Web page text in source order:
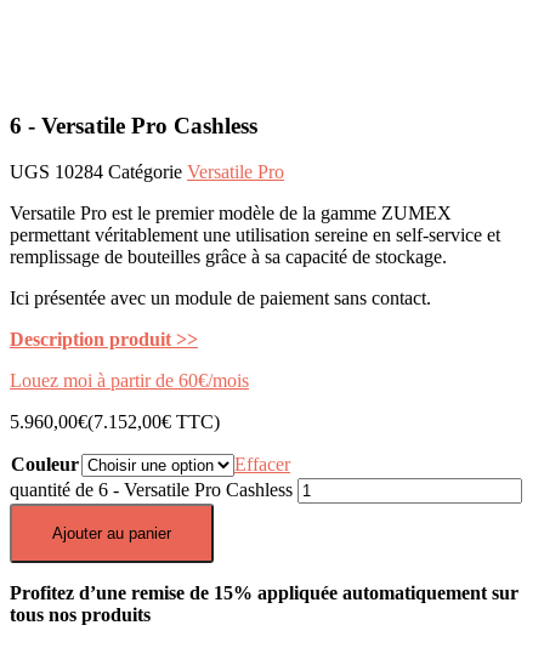
6 - Versatile Pro Cashless
UGS 10284 Catégorie Versatile Pro
Versatile Pro est le premier modèle de la gamme ZUMEX
permettant véritablement une utilisation sereine en self-service et
remplissage de bouteilles grâce à sa capacité de stockage.
Ici présentée avec un module de paiement sans contact.
Description produit >>
Louez moi à partir de 60€/mois
5.960,00€(7.152,00€ TTC)
Couleur
Effacer
quantité de 6 - Versatile Pro Cashless
Ajouter au panier
Profitez d’une remise de 15% appliquée automatiquement sur
tous nos produits